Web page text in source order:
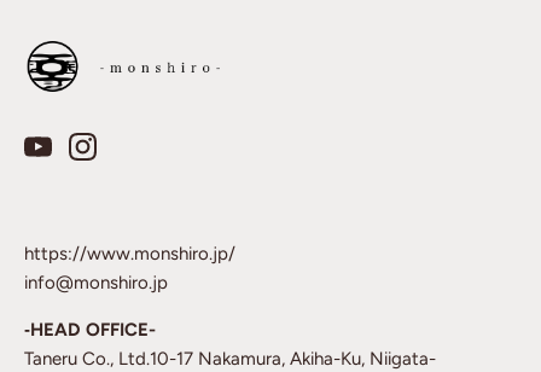
https://www.monshiro.jp/
info@monshiro.jp
‐HEAD OFFICE-
Taneru Co., Ltd.10-17 Nakamura, Akiha-Ku, Niigata-